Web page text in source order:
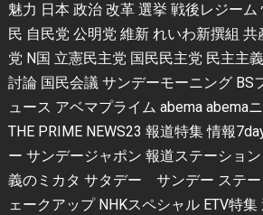
魅力 日本 政治 改革 選挙 戦後レジーム
民 自民党 公明党 維新 れいわ新撰組
党 N国 立憲民主党 国民民主党 民主主
討論 国民会議 サンデーモーニング BS
ュース アベマプライム abema abema
THE PRIME NEWS23 報道特集 情報
ー サンデージャポン 報道ステーショ
義のミカタ サタデー サンデー ステー
ェークアップ NHKスペシャル ETV特